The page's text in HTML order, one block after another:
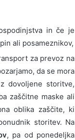
in če je
ali posameznikov,
za prevoz na
da se mora
dovoljene storitve,
zaščitne maske ali
oblika zaščite, ki
storitev. Na
, pa od ponedeljka